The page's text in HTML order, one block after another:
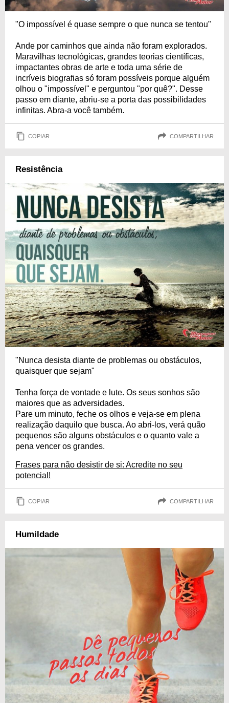
"O impossível é quase sempre o que nunca se tentou"
Ande por caminhos que ainda não foram explorados.
Maravilhas tecnológicas, grandes teorias científicas,
impactantes obras de arte e toda uma série de
incríveis biografias só foram possíveis porque alguém
olhou o "impossível" e perguntou "por quê?". Desse
passo em diante, abriu-se a porta das possibilidades
infinitas. Abra-a você também.
COPIAR COMPARTILHAR
Resistência
"Nunca desista diante de problemas ou obstáculos,
quaisquer que sejam"
Tenha força de vontade e lute. Os seus sonhos são
maiores que as adversidades.
Pare um minuto, feche os olhos e veja-se em plena
realização daquilo que busca. Ao abri-los, verá quão
pequenos são alguns obstáculos e o quanto vale a
pena vencer os grandes.
Frases para não desistir de si: Acredite no seu
potencial!
COPIAR COMPARTILHAR
Humildade